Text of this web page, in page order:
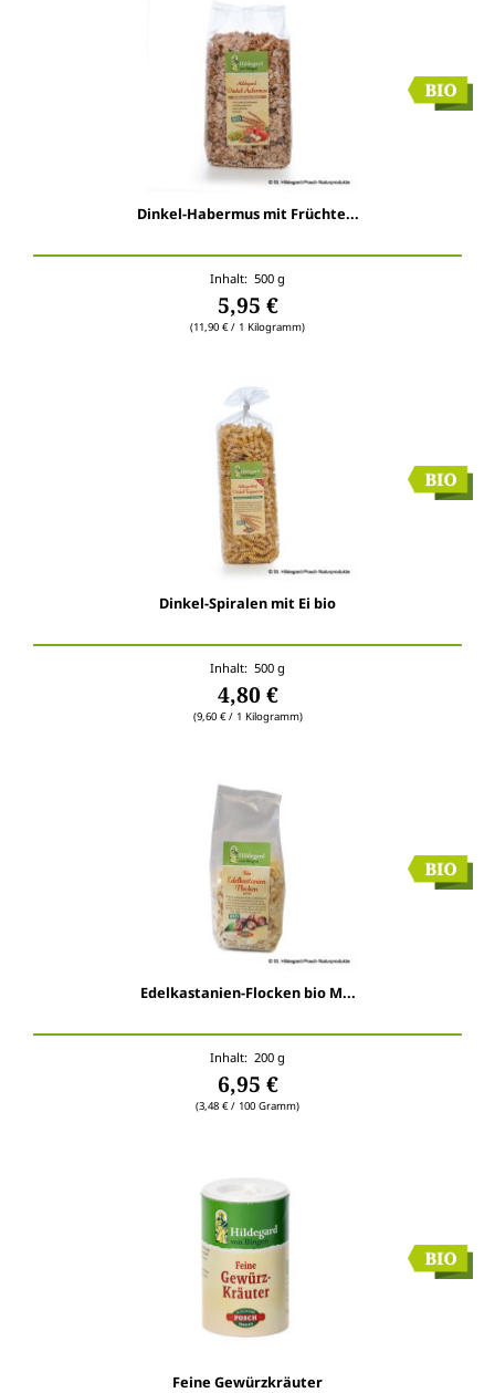
Dinkel-Habermus mit Früchte...
Inhalt: 500 g
5,95 €
(11,90 € / 1 Kilogramm)
Dinkel-Spiralen mit Ei bio
Inhalt: 500 g
4,80 €
(9,60 € / 1 Kilogramm)
Edelkastanien-Flocken bio M...
Inhalt: 200 g
6,95 €
(3,48 € / 100 Gramm)
Feine Gewürzkräuter